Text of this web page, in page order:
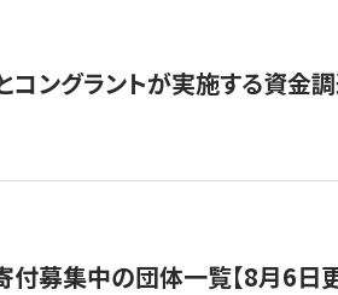
コングラントが実施する資金
募集中の団体一覧【8月6日更